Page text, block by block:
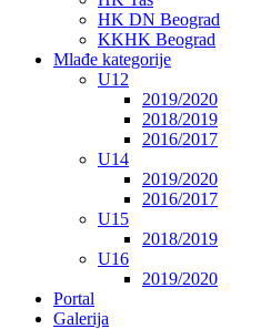
HK DN Beograd
KKHK Beograd
Mlađe kategorije
U12
2019/2020
2018/2019
2016/2017
U14
2019/2020
2016/2017
U15
2018/2019
U16
2019/2020
Portal
Galerija